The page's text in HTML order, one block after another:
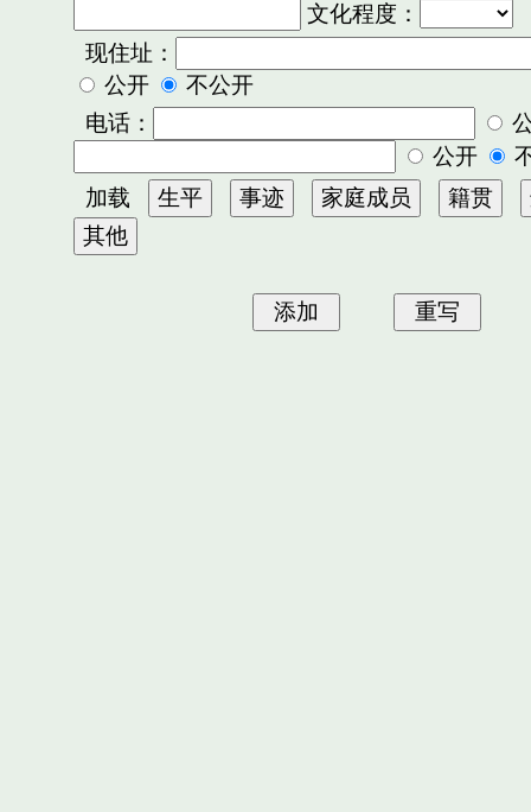
文化程度：
现住址：
公开
不公开
电话：
公开
加载